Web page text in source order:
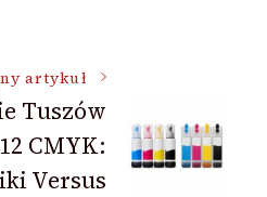
artykuł
Tuszów
CMYK:
Versus